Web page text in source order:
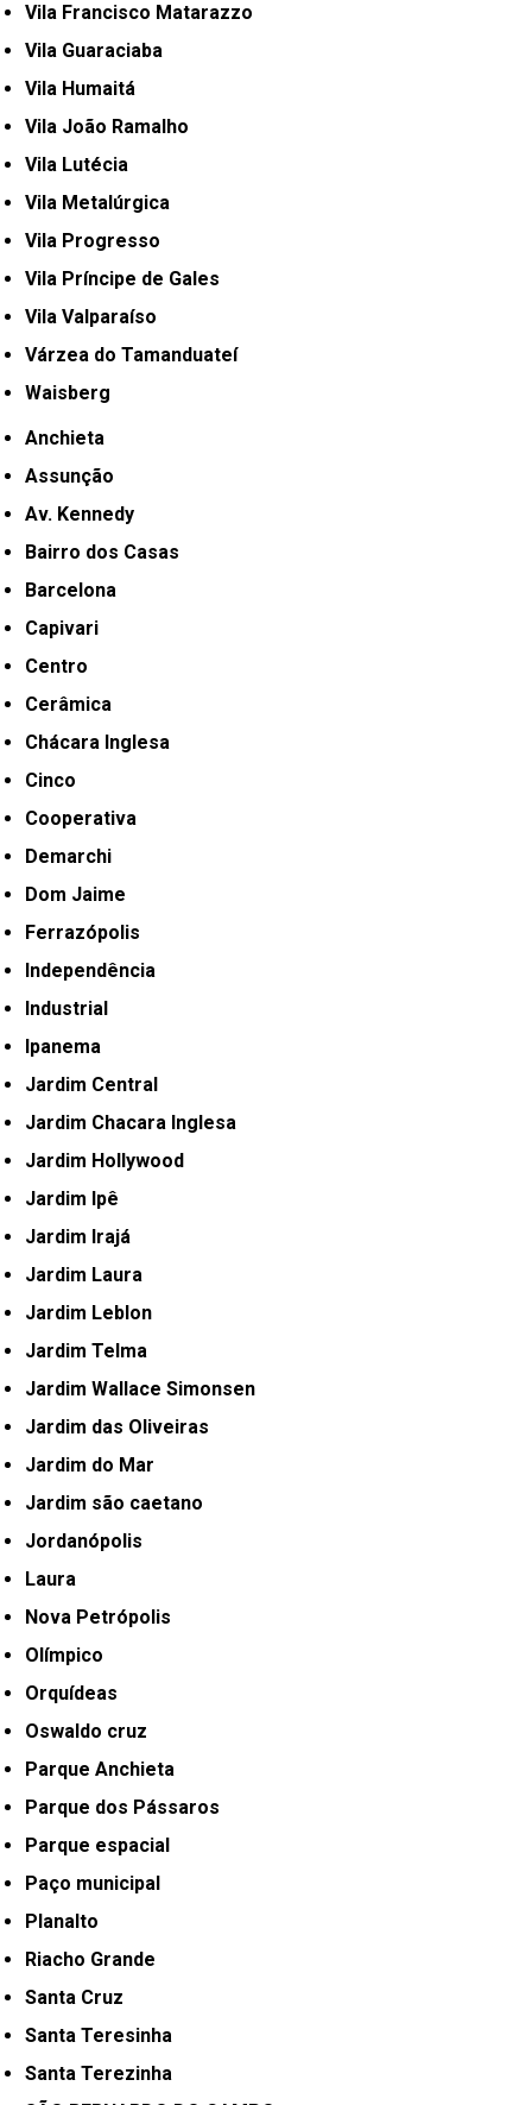
Vila Francisco Matarazzo
Vila Guaraciaba
Vila Humaitá
Vila João Ramalho
Vila Lutécia
Vila Metalúrgica
Vila Progresso
Vila Príncipe de Gales
Vila Valparaíso
Várzea do Tamanduateí
Waisberg
Anchieta
Assunção
Av. Kennedy
Bairro dos Casas
Barcelona
Capivari
Centro
Cerâmica
Chácara Inglesa
Cinco
Cooperativa
Demarchi
Dom Jaime
Ferrazópolis
Independência
Industrial
Ipanema
Jardim Central
Jardim Chacara Inglesa
Jardim Hollywood
Jardim Ipê
Jardim Irajá
Jardim Laura
Jardim Leblon
Jardim Telma
Jardim Wallace Simonsen
Jardim das Oliveiras
Jardim do Mar
Jardim são caetano
Jordanópolis
Laura
Nova Petrópolis
Olímpico
Orquídeas
Oswaldo cruz
Parque Anchieta
Parque dos Pássaros
Parque espacial
Paço municipal
Planalto
Riacho Grande
Santa Cruz
Santa Teresinha
Santa Terezinha